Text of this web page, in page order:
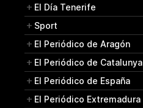
El Día Tenerife
Sport
El Periódico de Aragón
El Periódico de Catalunya
El Periódico de España
El Periódico Extremadura